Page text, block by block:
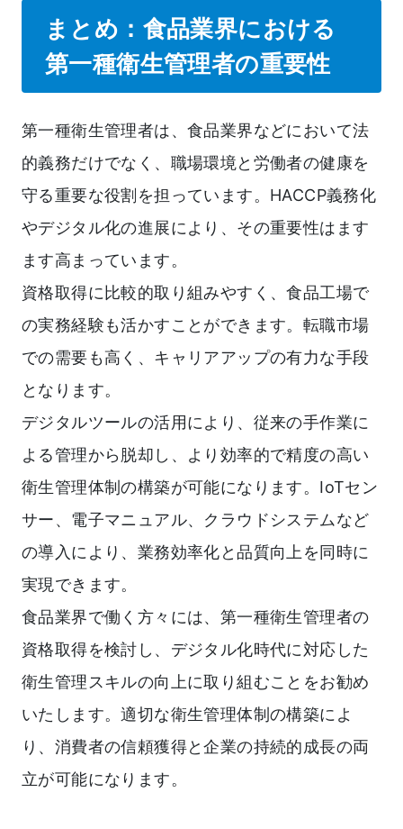
まとめ：食品業界における
第一種衛生管理者の重要性
第一種衛生管理者は、食品業界などにおいて法
的義務だけでなく、職場環境と労働者の健康を
守る重要な役割を担っています。HACCP義務化
やデジタル化の進展により、その重要性はます
ます高まっています。
資格取得に比較的取り組みやすく、食品工場で
の実務経験も活かすことができます。転職市場
での需要も高く、キャリアアップの有力な手段
となります。
デジタルツールの活用により、従来の手作業に
よる管理から脱却し、より効率的で精度の高い
衛生管理体制の構築が可能になります。IoTセン
サー、電子マニュアル、クラウドシステムなど
の導入により、業務効率化と品質向上を同時に
実現できます。
食品業界で働く方々には、第一種衛生管理者の
資格取得を検討し、デジタル化時代に対応した
衛生管理スキルの向上に取り組むことをお勧め
いたします。適切な衛生管理体制の構築によ
り、消費者の信頼獲得と企業の持続的成長の両
立が可能になります。